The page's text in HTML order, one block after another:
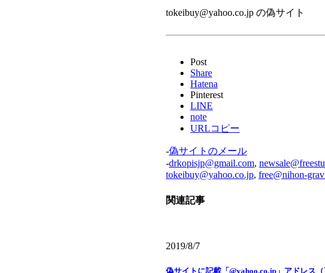
tokeibuy@yahoo.co.jp の偽サイト
Post
Share
Hatena
Pinterest
LINE
note
URLコピー
-偽サイトのメール
-drkopisjp@gmail.com,
tokeibuy@yahoo.co.jp, free@nihon-
関連記事
2019/8/7
偽サイトに記載「@yahoo.co.jp」アドレス（